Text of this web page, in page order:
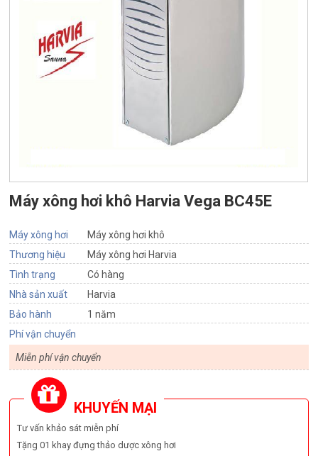
Máy xông hơi khô Harvia Vega BC45E
Máy xông hơi
Máy xông hơi khô
Thương hiệu
Máy xông hơi Harvia
Tình trạng
Có hàng
Nhà sản xuất
Harvia
Bảo hành
1 năm
Phí vận chuyển
Miễn phí vận chuyển
KHUYẾN MẠI
Tư vấn khảo sát miễn phí
Tặng 01 khay đựng thảo dược xông hơi